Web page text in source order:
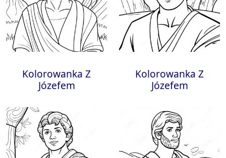
Kolorowanka Z
Józefem
Kolorowanka Z
Józefem